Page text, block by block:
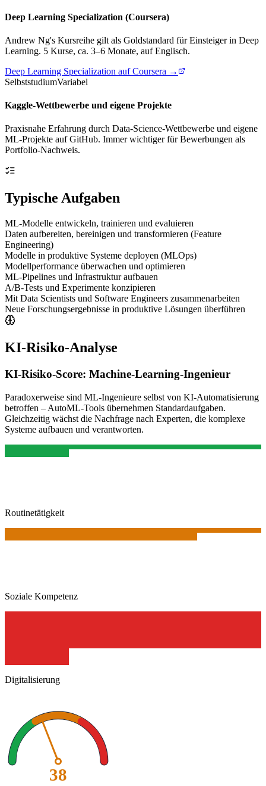
Deep Learning Specialization (Coursera)
Andrew Ng's Kursreihe gilt als Goldstandard für Einsteiger in Deep
Learning. 5 Kurse, ca. 3–6 Monate, auf Englisch.
Deep Learning Specialization auf Coursera →
SelbststudiumVariabel
Kaggle-Wettbewerbe und eigene Projekte
Praxisnahe Erfahrung durch Data-Science-Wettbewerbe und eigene
ML-Projekte auf GitHub. Immer wichtiger für Bewerbungen als
Portfolio-Nachweis.
Typische Aufgaben
ML-Modelle entwickeln, trainieren und evaluieren
Daten aufbereiten, bereinigen und transformieren (Feature
Engineering)
Modelle in produktive Systeme deployen (MLOps)
Modellperformance überwachen und optimieren
ML-Pipelines und Infrastruktur aufbauen
A/B-Tests und Experimente konzipieren
Mit Data Scientists und Software Engineers zusammenarbeiten
Neue Forschungsergebnisse in produktive Lösungen überführen
KI-Risiko-Analyse
KI-Risiko-Score: Machine-Learning-Ingenieur
Paradoxerweise sind ML-Ingenieure selbst von KI-Automatisierung
betroffen – AutoML-Tools übernehmen Standardaufgaben.
Gleichzeitig wächst die Nachfrage nach Experten, die komplexe
Systeme aufbauen und verantworten.
Routinetätigkeit
Soziale Kompetenz
Digitalisierung
38